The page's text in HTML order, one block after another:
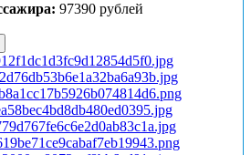
97390 рублей